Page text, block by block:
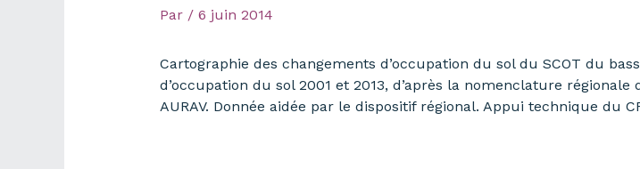
Par / 6 juin 2014
Cartographie des changements d’occupation du sol du SCOT du
d’occupation du sol 2001 et 2013, d’après la nomenclature régionale
AURAV. Donnée aidée par le dispositif régional. Appui technique du